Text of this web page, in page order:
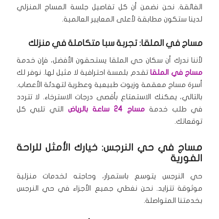
الفائقة. نحن نضمن أن كل تفاصيل جلسة المساج المنزلي
لدينا ستكون مطابقة لأعلى المعايير العالمية.
مساج في الملقا: تجربة سبا متكاملة في منزلك
لأننا ندرك أن سكان حي الملقا يستحقون الأفضل، فإن خدمة
مساج في الملقاتقدم بلمسة احترافية لا مثيل لها. نوفر لك
أسرة مساج معقمة وزيوت طبيعية وعطرية لتهدئة الأعصاب.
بالتالي، يمكنك الاستمتاع بأقصى درجات الاسترخاء. لا تتردد
في طلب خدمةمساج 24 ساعة بالرياض
التي تلبي كل
توقعاتك.
مساج في حي النرجس: خيارك الأمثل للراحة
الفورية
حي النرجس يتوسع باستمرار، وحاجته لخدمات منزلية
موثوقة تتزايد. نحن نغطي جميع الأجزاء في حي النرجس
بخدمتنا المتواصلة.